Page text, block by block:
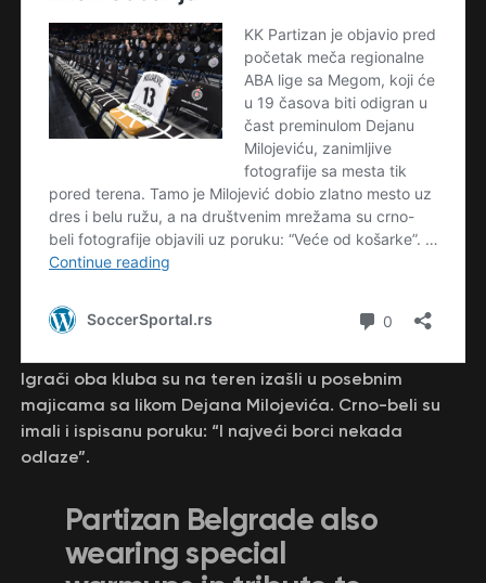
Igrači oba kluba su na teren izašli u posebnim
majicama sa likom Dejana Milojevića. Crno-beli su
imali i ispisanu poruku: “I najveći borci nekada
odlaze”.
Partizan Belgrade also
wearing special